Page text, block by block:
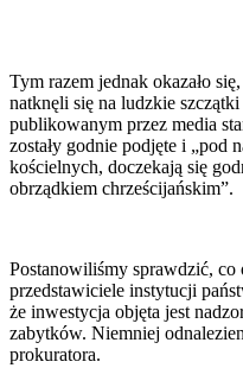
Tym razem jednak okazało
natknęli się na ludzkie
publikowanym przez media
zostały godnie podjęte i „pod
kościelnych, doczekają się
obrządkiem chrześcijańskim”.
Postanowiliśmy sprawdzić,
przedstawiciele instytucji
że inwestycja objęta jest
zabytków. Niemniej
prokuratora.